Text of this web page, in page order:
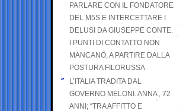
PARLARE CON IL FONDATORE
DEL M5S E INTERCETTARE I
DELUSI DA GIUSEPPE CONTE.
I PUNTI DI CONTATTO NON
MANCANO, A PARTIRE DALLA
POSTURA FILORUSSA
L’ITALIA TRADITA DAL
GOVERNO MELONI. ANNA , 72
ANNI; “TRA AFFITTO E